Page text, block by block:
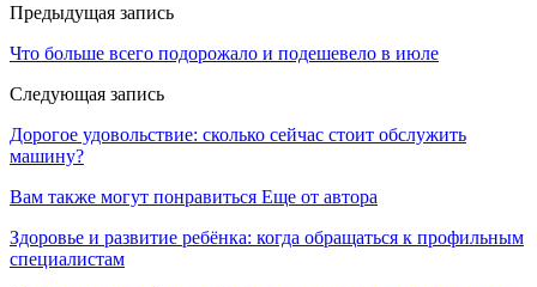
Предыдущая запись
Что больше всего подорожало и подешевело в июле
Следующая запись
Дорогое удовольствие: сколько сейчас стоит обслужить
машину?
Вам также могут понравиться Еще от автора
Здоровье и развитие ребёнка: когда обращаться к профильным
специалистам